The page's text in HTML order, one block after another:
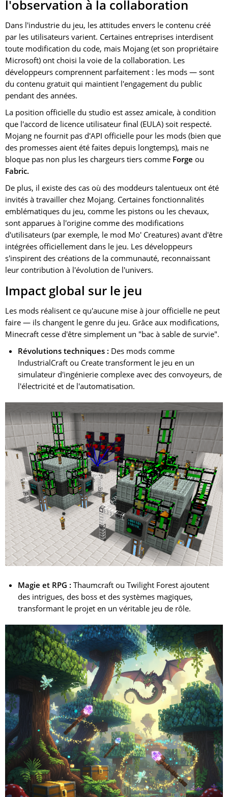
l'observation à la collaboration
Dans l'industrie du jeu, les attitudes envers le contenu créé
par les utilisateurs varient. Certaines entreprises interdisent
toute modification du code, mais Mojang (et son propriétaire
Microsoft) ont choisi la voie de la collaboration. Les
développeurs comprennent parfaitement : les mods — sont
du contenu gratuit qui maintient l'engagement du public
pendant des années.
La position officielle du studio est assez amicale, à condition
que l'accord de licence utilisateur final (EULA) soit respecté.
Mojang ne fournit pas d'API officielle pour les mods (bien que
des promesses aient été faites depuis longtemps), mais ne
bloque pas non plus les chargeurs tiers comme Forge ou
Fabric.
De plus, il existe des cas où des moddeurs talentueux ont été
invités à travailler chez Mojang. Certaines fonctionnalités
emblématiques du jeu, comme les pistons ou les chevaux,
sont apparues à l'origine comme des modifications
d'utilisateurs (par exemple, le mod Mo' Creatures) avant d'être
intégrées officiellement dans le jeu. Les développeurs
s'inspirent des créations de la communauté, reconnaissant
leur contribution à l'évolution de l'univers.
Impact global sur le jeu
Les mods réalisent ce qu'aucune mise à jour officielle ne peut
faire — ils changent le genre du jeu. Grâce aux modifications,
Minecraft cesse d'être simplement un "bac à sable de survie".
Révolutions techniques : Des mods comme
IndustrialCraft ou Create transforment le jeu en un
simulateur d'ingénierie complexe avec des convoyeurs, de
l'électricité et de l'automatisation.
Magie et RPG : Thaumcraft ou Twilight Forest ajoutent
des intrigues, des boss et des systèmes magiques,
transformant le projet en un véritable jeu de rôle.